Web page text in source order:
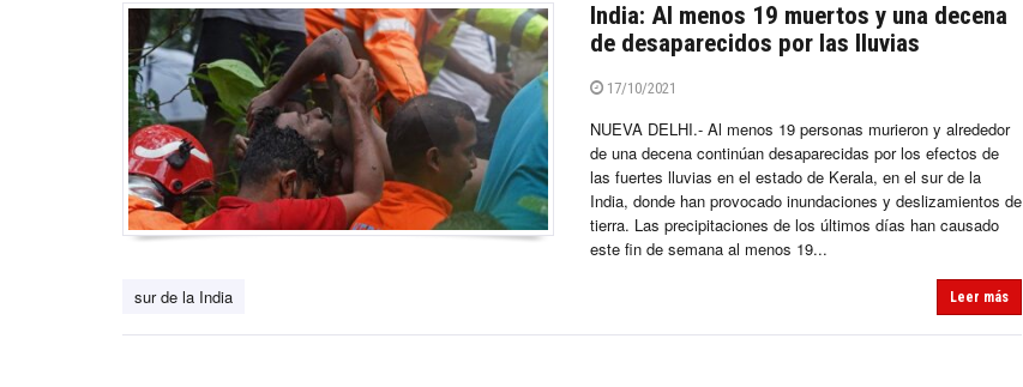
India: Al menos 19 muertos y una decena
de desaparecidos por las lluvias
17/10/2021
NUEVA DELHI.- Al menos 19 personas murieron y alrededor
de una decena continúan desaparecidas por los efectos de
las fuertes lluvias en el estado de Kerala, en el sur de la
India, donde han provocado inundaciones y deslizamientos de
tierra. Las precipitaciones de los últimos días han causado
este fin de semana al menos 19...
sur de la India Leer más